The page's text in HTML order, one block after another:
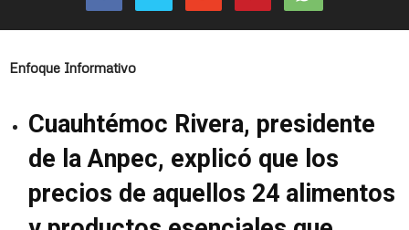
Enfoque Informativo
Cuauhtémoc Rivera, presidente
de la Anpec, explicó que los
precios de aquellos 24 alimentos